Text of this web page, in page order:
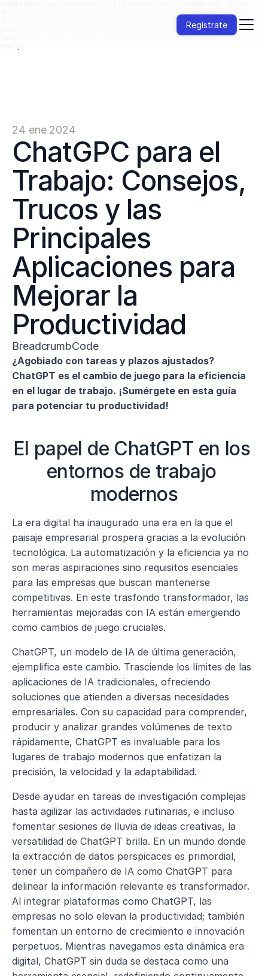
"BreadcrumbList", "itemListElement": [ { "@type": "ListItem", "position": 1, "name":
"ChatGPT", "item": "https://jenni.ai/es/chat-gpt" }, { "@type": "ListItem", "position": 2,
"name": "Usos", "item": "https://jenni.ai/es/chat-gpt/uses" }, { "@type": "ListItem",
"position": 3, "name": "Trabajo", "item": "https://jenni.ai/es/chat-gpt/work-uses" } ] }
24 ene 2024
ChatGPC para el
Trabajo: Consejos,
Trucos y las
Principales
Aplicaciones para
Mejorar la
Productividad
BreadcrumbCode
¿Agobiado con tareas y plazos ajustados?
ChatGPT es el cambio de juego para la eficiencia
en el lugar de trabajo. ¡Sumérgete en esta guía
para potenciar tu productividad!
El papel de ChatGPT en los
entornos de trabajo
modernos
La era digital ha inaugurado una era en la que el
paisaje empresarial prospera gracias a la evolución
tecnológica. La automatización y la eficiencia ya no
son meras aspiraciones sino requisitos esenciales
para las empresas que buscan mantenerse
competitivas. En este trasfondo transformador, las
herramientas mejoradas con IA están emergiendo
como cambios de juego cruciales.
ChatGPT, un modelo de IA de última generación,
ejemplifica este cambio. Trasciende los límites de las
aplicaciones de IA tradicionales, ofreciendo
soluciones que atienden a diversas necesidades
empresariales. Con su capacidad para comprender,
producir y analizar grandes volúmenes de texto
rápidamente, ChatGPT es invaluable para los
lugares de trabajo modernos que enfatizan la
precisión, la velocidad y la adaptabilidad.
Desde ayudar en tareas de investigación complejas
hasta agilizar las actividades rutinarias, e incluso
fomentar sesiones de lluvia de ideas creativas, la
versatilidad de ChatGPT brilla. En un mundo donde
la extracción de datos perspicaces es primordial,
tener un compañero de IA como ChatGPT para
delinear la información relevante es transformador.
Al integrar plataformas como ChatGPT, las
empresas no solo elevan la productividad; también
fomentan un entorno de crecimiento e innovación
perpetuos. Mientras navegamos esta dinámica era
digital, ChatGPT sin duda se destaca como una
Regístrate